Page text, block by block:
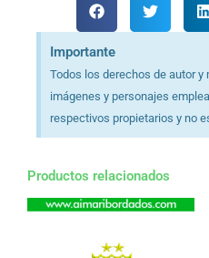
Importante
Todos los derechos de autor
imágenes y personajes
respectivos propietarios y no
Productos relacionados